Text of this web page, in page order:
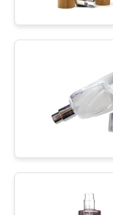
PRIVACY